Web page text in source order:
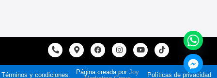
Términos y condiciones. Página creada por Joy
Políticas de privacidad